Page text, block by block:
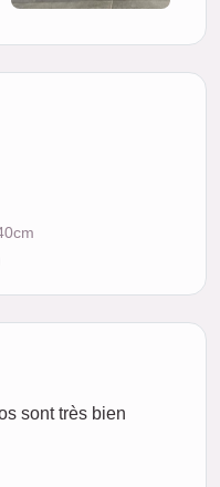
sont très bien